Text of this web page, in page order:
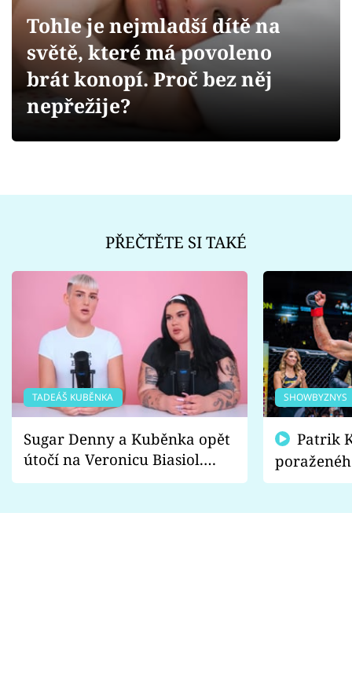
Videa
Sledujte prima+
Tohle je nejmladší dítě na
světě, které má povoleno
brát konopí. Proč bez něj
nepřežije?
PŘEČTĚTE SI TAKÉ
TADEÁŠ KUBĚNKA
Sugar Denny a Kuběnka opět
útočí na Veronicu Biasiol.
Proč je podle nich falešná a
SHOWBYZNYS
fanoušci